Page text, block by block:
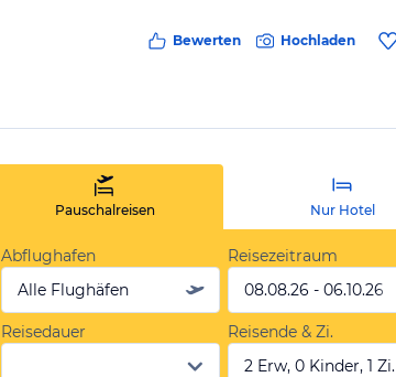
Bewerten Hochladen
Pauschalreisen Nur Hotel
Abflughafen
Alle Flughäfen
Reisezeitraum
08.08.26 - 06.10.26
Reisedauer
Reisende & Zi.
2 Erw, 0 Kinder, 1 Zi.